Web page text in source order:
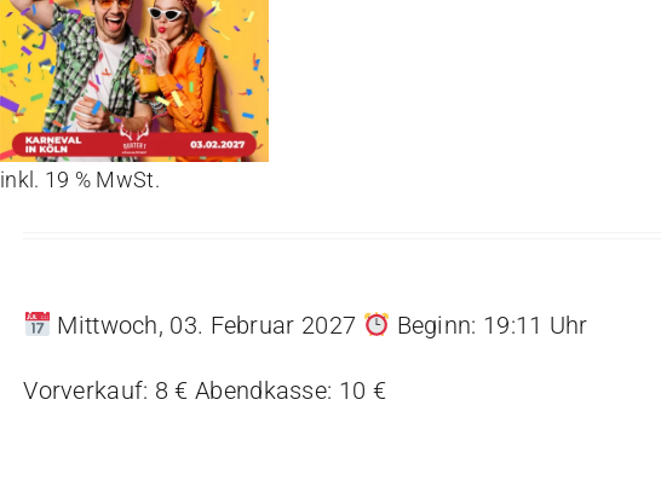
inkl. 19 % MwSt.
Mittwoch, 03. Februar 2027 Beginn: 19:11 Uhr
Vorverkauf: 8 € Abendkasse: 10 €